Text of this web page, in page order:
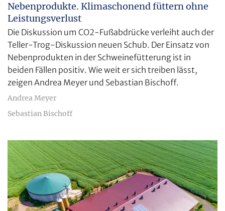
Nebenprodukte. Klimaschonend füttern ohne
Leistungsverlust
Die Diskussion um CO2-Fußabdrücke verleiht auch der
Teller-Trog-Diskussion neuen Schub. Der Einsatz von
Nebenprodukten in der Schweinefütterung ist in
beiden Fällen positiv. Wie weit er sich treiben lässt,
zeigen Andrea Meyer und Sebastian Bischoff.
Andrea Meyer
Sebastian Bischoff